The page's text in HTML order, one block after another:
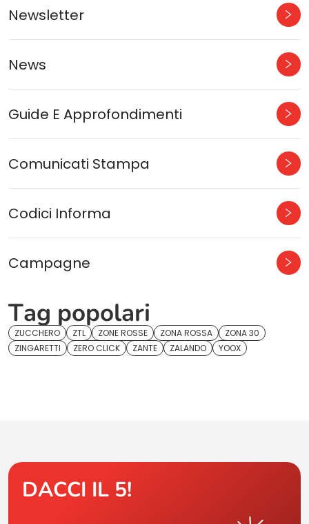
Newsletter
News
Guide E Approfondimenti
Comunicati Stampa
Codici Informa
Campagne
Tag popolari
ZUCCHERO ZTL ZONE ROSSE ZONA ROSSA
ZONA 30
ZINGARETTI
ZERO CLICK ZANTE ZALANDO YOOX
DACCI IL 5!